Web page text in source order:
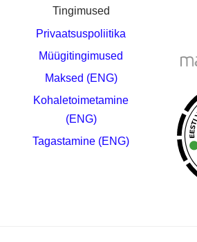
Tingimused
Privaatsuspoliitika
Müügitingimused
Maksed (ENG)
Kohaletoimetamine
(ENG)
Tagastamine (ENG)